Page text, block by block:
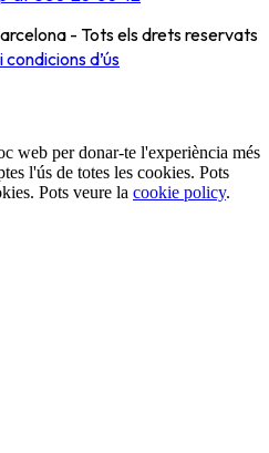
- Tots els drets reservats
condicions d’ús
web per donar-te l'experiència més
l'ús de totes les cookies. Pots
Pots veure la cookie policy.